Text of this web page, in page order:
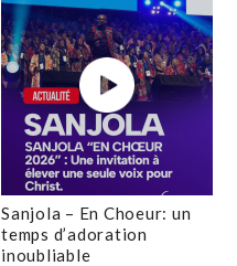
Sanjola – En Choeur: un
temps d’adoration
inoubliable